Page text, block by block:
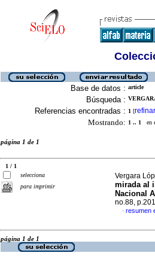
Base de datos : article
Búsqueda :
Referencias encontradas : 1 [refinar
Mostrando: 1 .. 1 en
página 1 de 1
1 / 1
selecciona
para imprimir
Vergara
mirada al
Nacional
no.88,
· resumen
página 1 de 1